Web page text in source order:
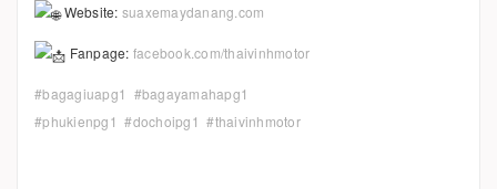
Website: suaxemaydanang.com
Fanpage: facebook.com/thaivinhmotor
#bagagiuapg1 #bagayamahapg1
#phukienpg1 #dochoipg1 #thaivinhmotor